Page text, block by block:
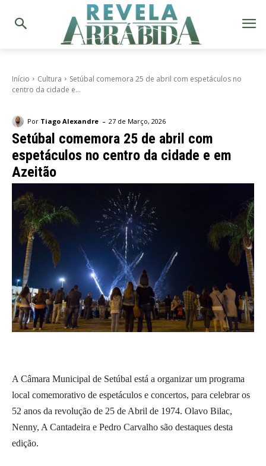
Início Cultura
Setúbal comemora 25 de abril com espetáculos no
centro da cidade e...
Por Tiago Alexandre - 27 de Março, 2026
Setúbal comemora 25 de abril com
espetáculos no centro da cidade e em
Azeitão
A Câmara Municipal de Setúbal está a organizar um programa
local comemorativo de espetáculos e concertos, para celebrar os
52 anos da revolução de 25 de Abril de 1974. Olavo Bilac,
Nenny, A Cantadeira e Pedro Carvalho são destaques desta
edição.